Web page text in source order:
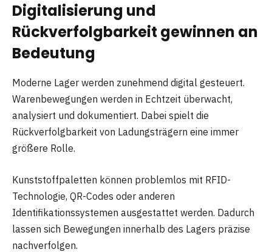
Digitalisierung und
Rückverfolgbarkeit gewinnen an
Bedeutung
Moderne Lager werden zunehmend digital gesteuert.
Warenbewegungen werden in Echtzeit überwacht,
analysiert und dokumentiert. Dabei spielt die
Rückverfolgbarkeit von Ladungsträgern eine immer
größere Rolle.
Kunststoffpaletten können problemlos mit RFID-
Technologie, QR-Codes oder anderen
Identifikationssystemen ausgestattet werden. Dadurch
lassen sich Bewegungen innerhalb des Lagers präzise
nachverfolgen.